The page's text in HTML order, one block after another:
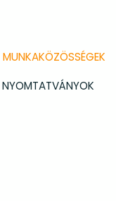
MUNKAKÖZÖSSÉGEK
NYOMTATVÁNYOK